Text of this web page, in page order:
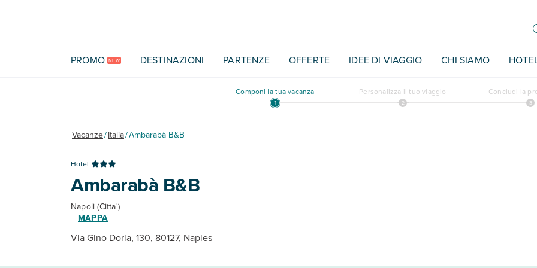
PROMO NEW DESTINAZIONI PARTENZE OFFERTE IDEE DI VIAGGIO CHI SIAMO
Componi la tua vacanza Personalizza il tuo viaggio Concludi la
Vacanze/Italia/Ambarabà B&B
Hotel
Ambarabà B&B
Napoli (Citta')
MAPPA
Via Gino Doria, 130, 80127, Naples